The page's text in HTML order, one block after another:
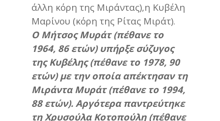
άλλη κόρη της Μιράντας),η Κυβέλη
Μαρίνου (κόρη της Ρίτας Μιράτ).
Ο Μήτσος Μυράτ (πέθανε το
1964, 86 ετών) υπήρξε σύζυγος
της Κυβέλης (πέθανε το 1978, 90
ετών) με την οποία απέκτησαν τη
Μιράντα Μυράτ (πέθανε το 1994,
88 ετών). Αργότερα παντρεύτηκε
τη Χρυσούλα Κοτοπούλη (πέθανε